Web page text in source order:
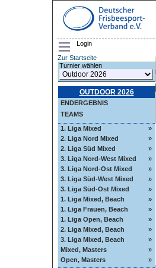
Login
Zur Startseite
Turnier wählen
OUTDOOR 2026
ENDERGEBNIS
TEAMS
1. Liga Mixed
»
2. Liga Nord Mixed
»
2. Liga Süd Mixed
»
3. Liga Nord-West Mixed
»
3. Liga Nord-Ost Mixed
»
3. Liga Süd-West Mixed
»
3. Liga Süd-Ost Mixed
»
1. Liga Mixed, Beach
»
1. Liga Frauen, Beach
»
1. Liga Open, Beach
»
2. Liga Mixed, Beach
»
3. Liga Mixed, Beach
»
Mixed, Masters
»
Open, Masters
»